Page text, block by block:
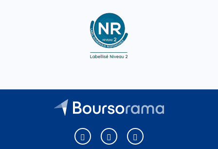
Boursorama sur Facebook
Boursorama sur XBoursorama sur